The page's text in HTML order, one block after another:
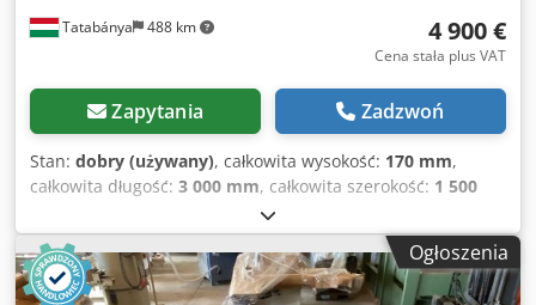
Tatabánya 488 km 4 900 €
Cena stała plus VAT
Zapytania Zadzwoń
Stan: dobry (używany), całkowita wysokość: 170 mm,
całkowita długość: 3 000 mm, całkowita szerokość: 1 500
, Wymiary: 3000x1500x170mm Codpfoth Smbox An Torf
Ogłoszenia